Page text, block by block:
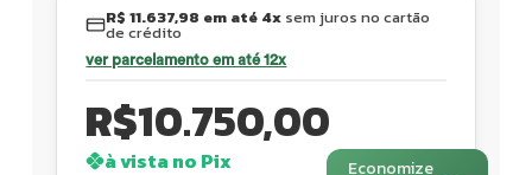
R$ 11.637,98 em até 4x sem juros no cartão
de crédito
ver parcelamento em até 12x
R$10.750,00
à vista no Pix Economize